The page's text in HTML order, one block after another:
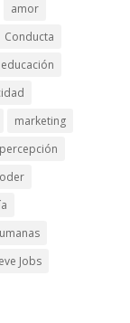
amor
Conducta
educación
marketing
percepción
Jobs